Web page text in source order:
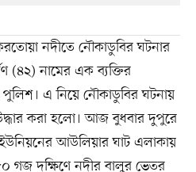
নদীতে নৌকাডুবির ঘটনার
(৪২) নামের এক ব্যক্তির
এ নিয়ে নৌকাডুবির ঘটনায়
করা হলো। আজ বুধবার দুপুরে
আউলিয়ার ঘাট এলাকায়
গজ দক্ষিণে নদীর বালুর ভেতর